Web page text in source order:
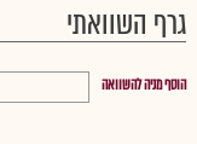
גרף השוואתי
הוסף מניה להשוואה